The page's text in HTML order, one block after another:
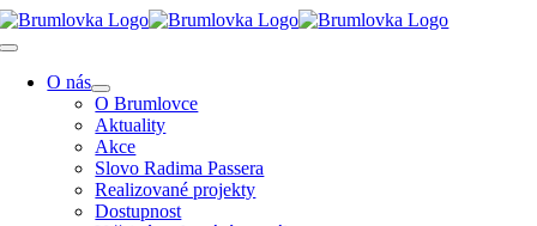
Přeskočit
na
Toggle
Navigation
O nás
O Brumlovce
Aktuality
Akce
Slovo Radima Passera
Realizované projekty
Dostupnost